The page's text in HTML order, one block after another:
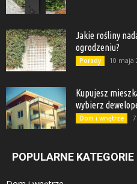
Jakie rośliny
ogrodzeniu?
Porady 10 maja
Kupujesz
wybierz
Dom i wnętrze
POPULARNE KATEGORIE